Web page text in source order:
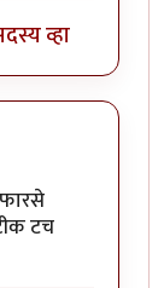
व्हा
टच